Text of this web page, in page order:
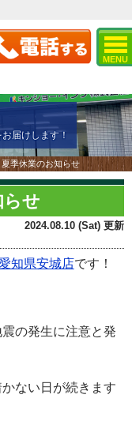
MENU
届けします！
夏季休業のお知らせ
らせ
2024.08.10 (Sat) 更新
知県安城店です！
の発生に注意と発
ない日が続きます